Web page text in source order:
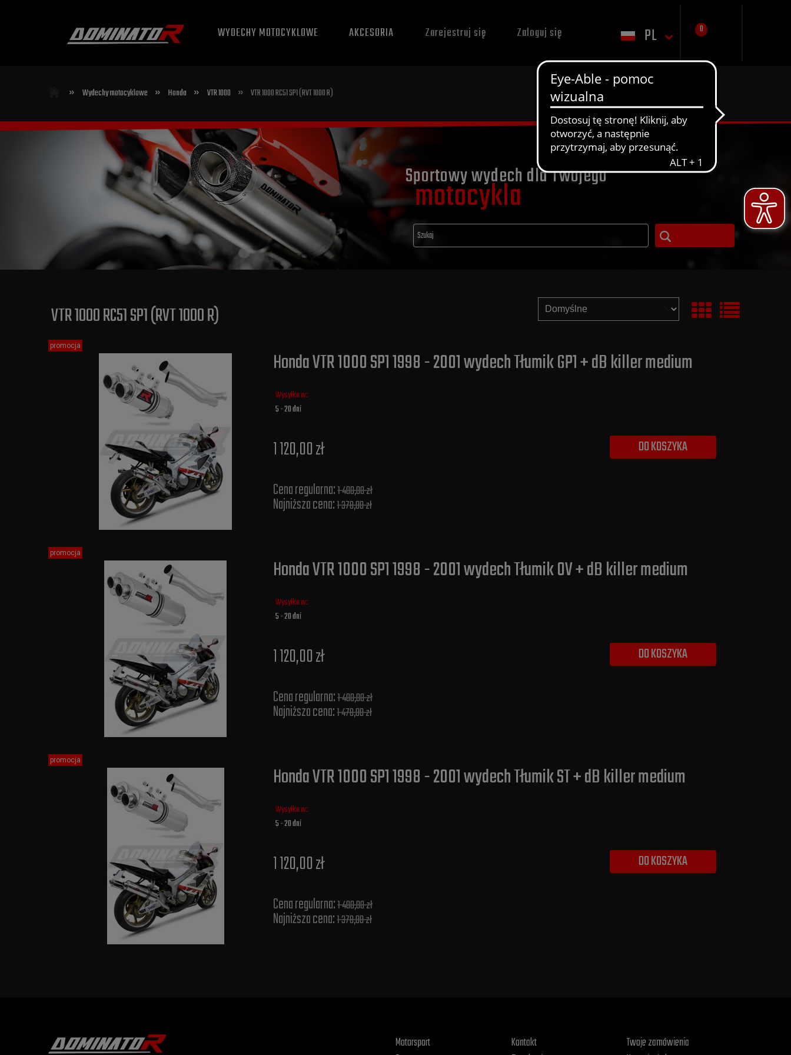
WYDECHY MOTOCYKLOWE AKCESORIA Zarejestruj się Zaloguj się PL 0
» Wydechy motocyklowe » Honda » VTR 1000 » VTR 1000 RC51 SP1 (RVT 1000 R)
Sportowy wydech dla Twojego
motocykla
VTR 1000 RC51 SP1 (RVT 1000 R)
Honda VTR 1000 SP1 1998 - 2001 wydech Tłumik GP1 + dB killer medium
Wysyłka w:
5 - 20 dni
1 120,00 zł
Cena regularna:1 400,00 zł
Najniższa cena:1 378,00 zł
DO KOSZYKA
promocja
Honda VTR 1000 SP1 1998 - 2001 wydech Tłumik OV + dB killer medium
Wysyłka w:
5 - 20 dni
1 120,00 zł
Cena regularna:1 400,00 zł
Najniższa cena:1 478,00 zł
DO KOSZYKA
promocja
Honda VTR 1000 SP1 1998 - 2001 wydech Tłumik ST + dB killer medium
Wysyłka w:
5 - 20 dni
1 120,00 zł
Cena regularna:1 400,00 zł
Najniższa cena:1 378,00 zł
DO KOSZYKA
promocja
Motorsport
Kontakt
Twoje zamówienia